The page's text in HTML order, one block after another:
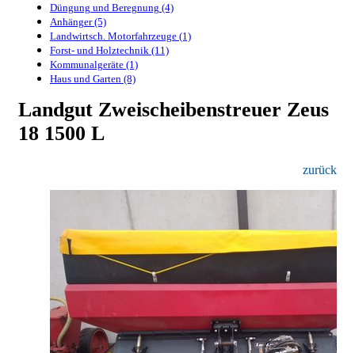
Düngung und Beregnung (4)
Anhänger (5)
Landwirtsch. Motorfahrzeuge (1)
Forst- und Holztechnik (11)
Kommunalgeräte (1)
Haus und Garten (8)
Landgut Zweischeibenstreuer Zeus
18 1500 L
zurück